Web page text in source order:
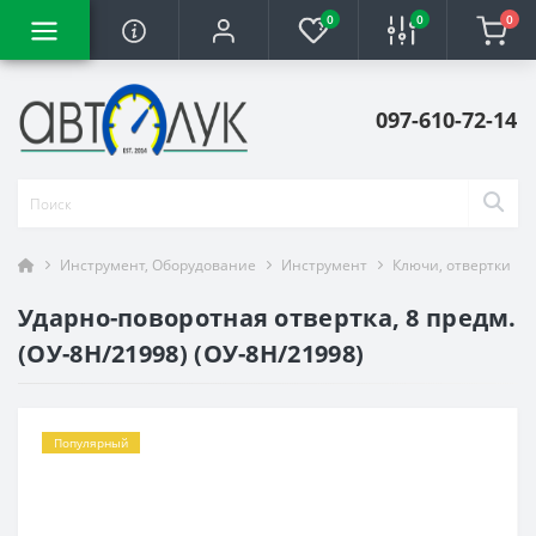
0 0 0
097-610-72-14
Инструмент, Оборудование Инструмент Ключи, отвертки
Ударно-поворотная отвертка, 8 предм.
(ОУ-8Н/21998) (ОУ-8Н/21998)
Популярный